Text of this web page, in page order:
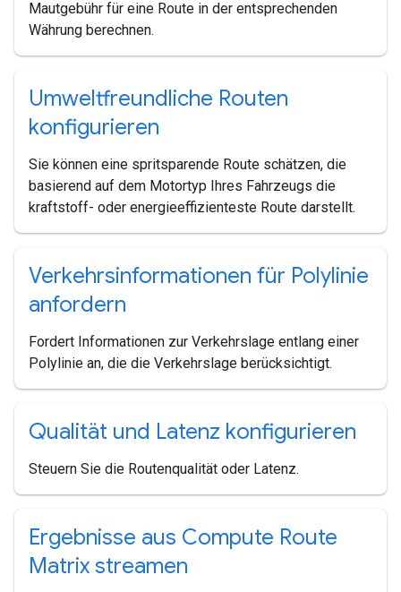
Mautgebühr für eine Route in der entsprechenden
Währung berechnen.
Umweltfreundliche Routen
konfigurieren
Sie können eine spritsparende Route schätzen, die
basierend auf dem Motortyp Ihres Fahrzeugs die
kraftstoff- oder energieeffizienteste Route darstellt.
Verkehrsinformationen für Polylinie
anfordern
Fordert Informationen zur Verkehrslage entlang einer
Polylinie an, die die Verkehrslage berücksichtigt.
Qualität und Latenz konfigurieren
Steuern Sie die Routenqualität oder Latenz.
Ergebnisse aus Compute Route
Matrix streamen